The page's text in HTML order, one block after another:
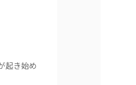
起き始め